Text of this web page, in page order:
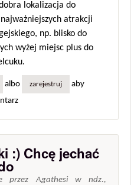
lokalizacja do
atrakcji
np. blisko do
wyżej miejsc plus do
albo zarejestruj
aby
:) Chcę jechać
przezAgathesiw ndz.,